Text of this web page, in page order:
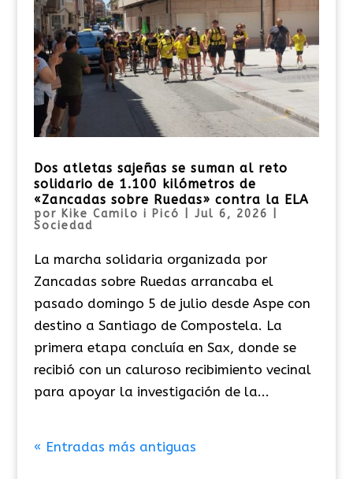
Dos atletas sajeñas se suman al reto
solidario de 1.100 kilómetros de
«Zancadas sobre Ruedas» contra la ELA
por Kike Camilo i Picó Jul 6, 2026
Sociedad
La marcha solidaria organizada por
Zancadas sobre Ruedas arrancaba el
pasado domingo 5 de julio desde Aspe con
destino a Santiago de Compostela. La
primera etapa concluía en Sax, donde se
recibió con un caluroso recibimiento vecinal
para apoyar la investigación de la...
« Entradas más antiguas